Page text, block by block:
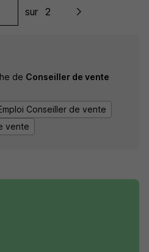
sur 2
de Conseiller de vente
Conseiller de vente
vente